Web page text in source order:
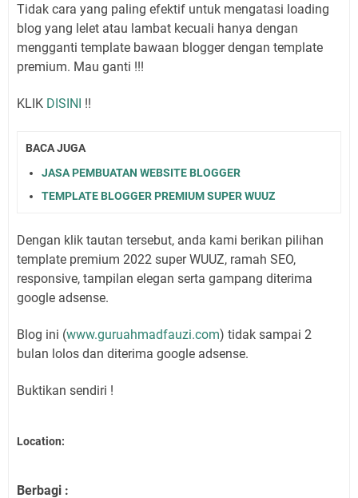
Tidak cara yang paling efektif untuk mengatasi loading
blog yang lelet atau lambat kecuali hanya dengan
mengganti template bawaan blogger dengan template
premium. Mau ganti !!!
KLIK DISINI !!
BACA JUGA
JASA PEMBUATAN WEBSITE BLOGGER
TEMPLATE BLOGGER PREMIUM SUPER WUUZ
Dengan klik tautan tersebut, anda kami berikan pilihan
template premium 2022 super WUUZ, ramah SEO,
responsive, tampilan elegan serta gampang diterima
google adsense.
Blog ini (www.guruahmadfauzi.com) tidak sampai 2
bulan lolos dan diterima google adsense.
Buktikan sendiri !
Location:
Berbagi :